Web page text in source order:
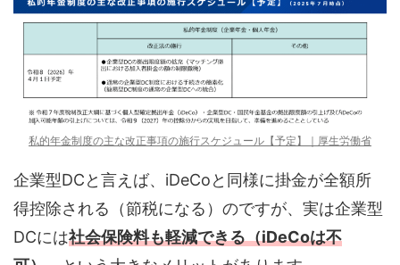
私的年金制度の主な改正事項の施行スケジュール【予定】｜厚生労働省
企業型DCと言えば、iDeCoと同様に掛金が全額所
得控除される（節税になる）のですが、実は企業型
DCには社会保険料も軽減できる（iDeCoは不